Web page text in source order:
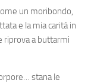
un moribondo,
e la mia carità in
riprova a buttarmi
stana le